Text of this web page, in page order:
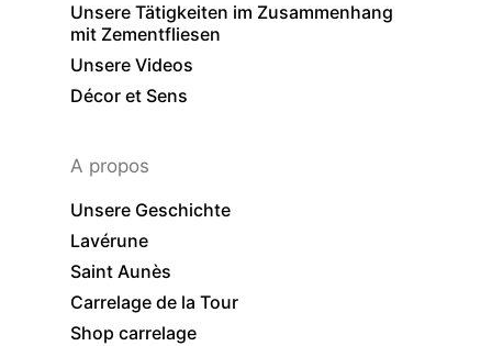
Unsere Tätigkeiten im Zusammenhang
mit Zementfliesen
Unsere Videos
Décor et Sens
A propos
Unsere Geschichte
Lavérune
Saint Aunès
Carrelage de la Tour
Shop carrelage